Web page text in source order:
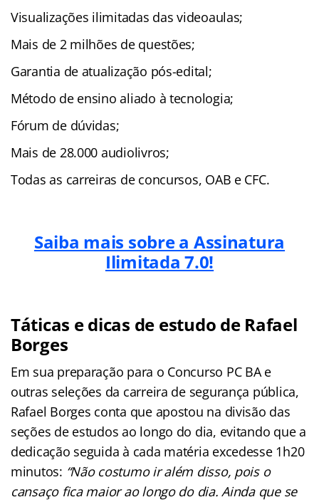
Visualizações ilimitadas das videoaulas;
Mais de 2 milhões de questões;
Garantia de atualização pós-edital;
Método de ensino aliado à tecnologia;
Fórum de dúvidas;
Mais de 28.000 audiolivros;
Todas as carreiras de concursos, OAB e CFC.
Saiba mais sobre a Assinatura
Ilimitada 7.0!
Táticas e dicas de estudo de Rafael
Borges
Em sua preparação para o Concurso PC BA e
outras seleções da carreira de segurança pública,
Rafael Borges conta que apostou na divisão das
seções de estudos ao longo do dia, evitando que a
dedicação seguida à cada matéria excedesse 1h20
minutos: “Não costumo ir além disso, pois o
cansaço fica maior ao longo do dia. Ainda que se